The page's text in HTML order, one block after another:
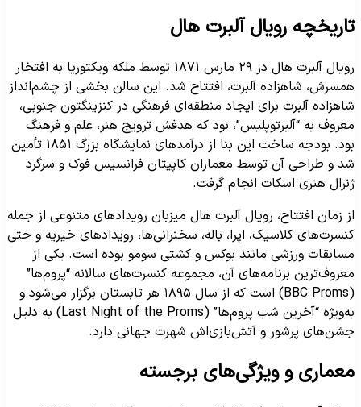
رویال آلبرت هال
رویال آلبرت هال در ۲۹ مارس ۱۸۷۱ توسط ملکه ویکتوریا به افتخار
شاهزاده آلبرت، افتتاح شد. این سالن بخشی از چشم‌انداز
آلبرت برای ایجاد منطقه‌ای فرهنگی در کنزینگتون جنوبی،
به “آلبرتوپلیس”، بود که هدفش ترویج هنر، علم و فرهنگ
بود. بودجه ساخت این بنا از درآمدهای نمایشگاه بزرگ ۱۸۵۱ تأمین
و طراحی آن توسط معماران کاپیتان فرانسیس فوک و سرگرد
هنری اسکات انجام گرفت.
زمان افتتاح، رویال آلبرت هال میزبان رویدادهای متنوعی از جمله
کلاسیک، اپرا، باله، سخنرانی‌ها، رویدادهای خیریه و حتی
ورزشی مانند بوکس و کشتی سومو بوده است. یکی از
برنامه‌های آن، مجموعه کنسرت‌های سالانه “پروم‌ها”
(BBC Proms) است که از سال ۱۸۹۵ هر تابستان برگزار می‌شود و
به‌ویژه “آخرین شب پروم‌ها” (Last Night of the Proms) به دلیل
پرشور و آتش‌بازی‌اش شهرت جهانی دارد.
و ویژگی‌های برجسته